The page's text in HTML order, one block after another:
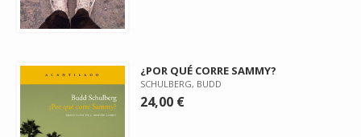
¿POR QUÉ CORRE SAMMY?
SCHULBERG, BUDD
24,00 €